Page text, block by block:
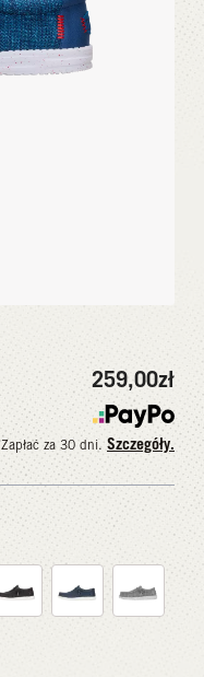
259,00zł
Zapłać za 30 dni.Szczegóły.